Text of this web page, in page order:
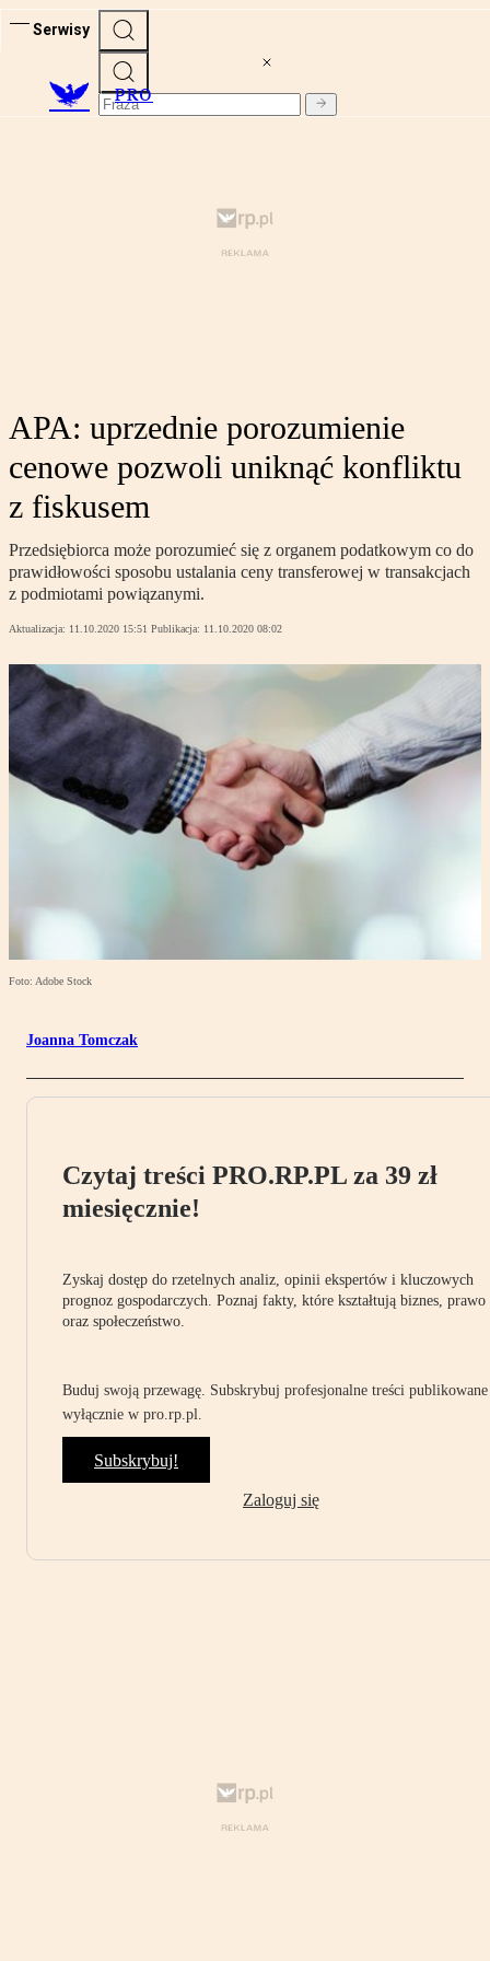
Serwisy
PRO
APA: uprzednie porozumienie
cenowe pozwoli uniknąć konfliktu
z fiskusem
Przedsiębiorca może porozumieć się z organem podatkowym co do
prawidłowości sposobu ustalania ceny transferowej w transakcjach
z podmiotami powiązanymi.
Aktualizacja: 11.10.2020 15:51 Publikacja: 11.10.2020 08:02
Foto: Adobe Stock
Joanna Tomczak
Czytaj treści PRO.RP.PL za 39 zł
miesięcznie!
Zyskaj dostęp do rzetelnych analiz, opinii ekspertów i kluczowych
prognoz gospodarczych. Poznaj fakty, które kształtują biznes, prawo
oraz społeczeństwo.
Buduj swoją przewagę. Subskrybuj profesjonalne treści publikowane
wyłącznie w pro.rp.pl.
Subskrybuj!
Zaloguj się